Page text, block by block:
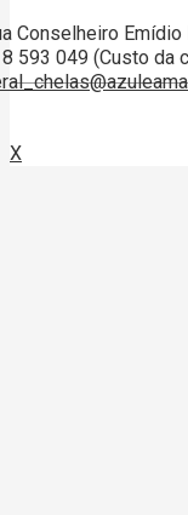
Conselheiro
593 049 (Custo da
X